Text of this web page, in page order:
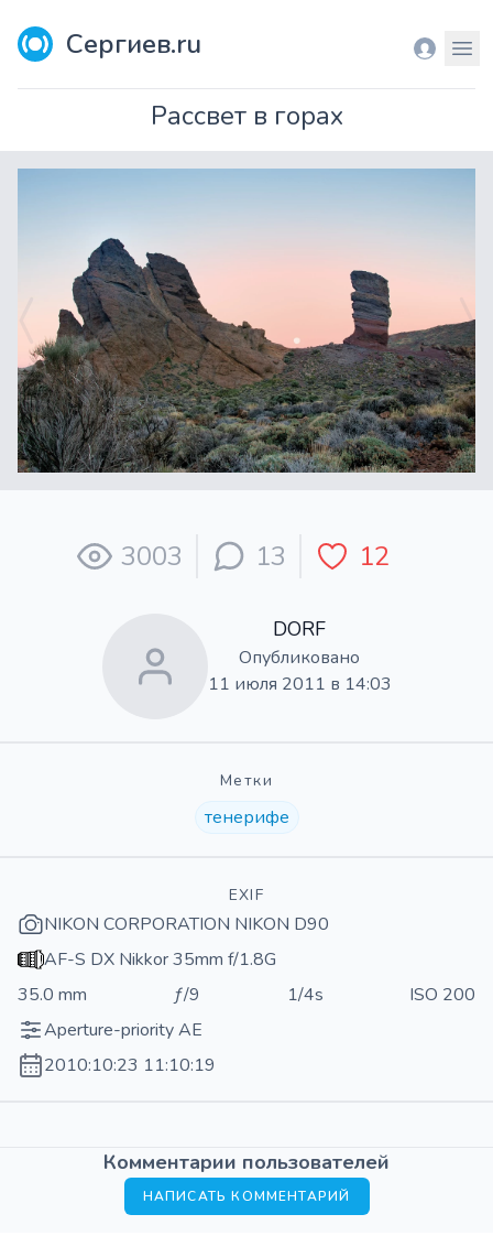
Сергиев.ru Вход
Рассвет в горах
3003 13 12
DORF
Опубликовано
11 июля 2011 в 14:03
Метки
тенерифе
EXIF
NIKON CORPORATION NIKON D90
AF-S DX Nikkor 35mm f/1.8G
35.0 mm
ƒ/9 1/4s
ISO 200
Aperture-priority AE
2010:10:23 11:10:19
Комментарии пользователей
НАПИСАТЬ КОММЕНТАРИЙ